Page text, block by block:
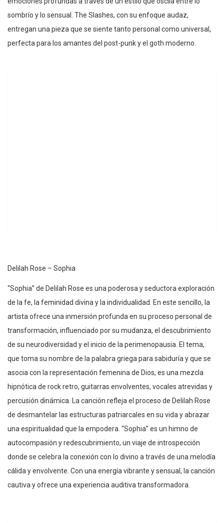
sombrío y lo sensual. The Slashes, con su enfoque audaz,
entregan una pieza que se siente tanto personal como universal,
perfecta para los amantes del post-punk y el goth moderno.
Delilah Rose – Sophia
“Sophia” de Delilah Rose es una poderosa y seductora exploración
de la fe, la feminidad divina y la individualidad. En este sencillo, la
artista ofrece una inmersión profunda en su proceso personal de
transformación, influenciado por su mudanza, el descubrimiento
de su neurodiversidad y el inicio de la perimenopausia. El tema,
que toma su nombre de la palabra griega para sabiduría y que se
asocia con la representación femenina de Dios, es una mezcla
hipnótica de rock retro, guitarras envolventes, vocales atrevidas y
percusión dinámica. La canción refleja el proceso de Delilah Rose
de desmantelar las estructuras patriarcales en su vida y abrazar
una espiritualidad que la empodera. “Sophia” es un himno de
autocompasión y redescubrimiento, un viaje de introspección
donde se celebra la conexión con lo divino a través de una melodía
cálida y envolvente. Con una energía vibrante y sensual, la canción
cautiva y ofrece una experiencia auditiva transformadora.